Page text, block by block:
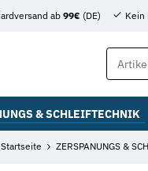
ab 99€ (DE) Kein
& SCHLEIFTECHNIK
Startseite ZERSPANUNGS &